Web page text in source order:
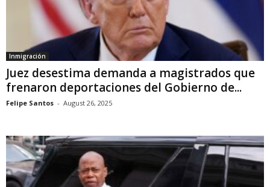
Inmigración
Juez desestima demanda a magistrados que
frenaron deportaciones del Gobierno de...
Felipe Santos - August 26, 2025